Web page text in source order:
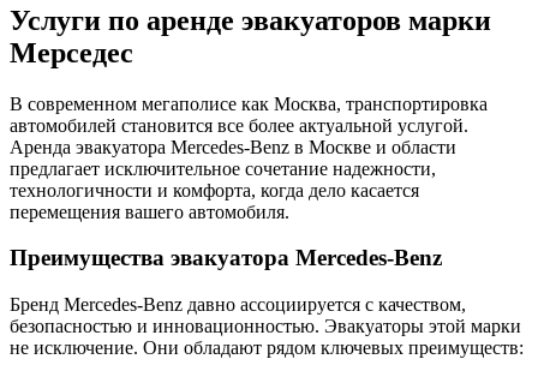
Услуги по аренде эвакуаторов марки
Мерседес
В современном мегаполисе как Москва, транспортировка
автомобилей становится все более актуальной услугой.
Аренда эвакуатора Mercedes-Benz в Москве и области
предлагает исключительное сочетание надежности,
технологичности и комфорта, когда дело касается
перемещения вашего автомобиля.
Преимущества эвакуатора Mercedes-Benz
Бренд Mercedes-Benz давно ассоциируется с качеством,
безопасностью и инновационностью. Эвакуаторы этой марки
не исключение. Они обладают рядом ключевых преимуществ: